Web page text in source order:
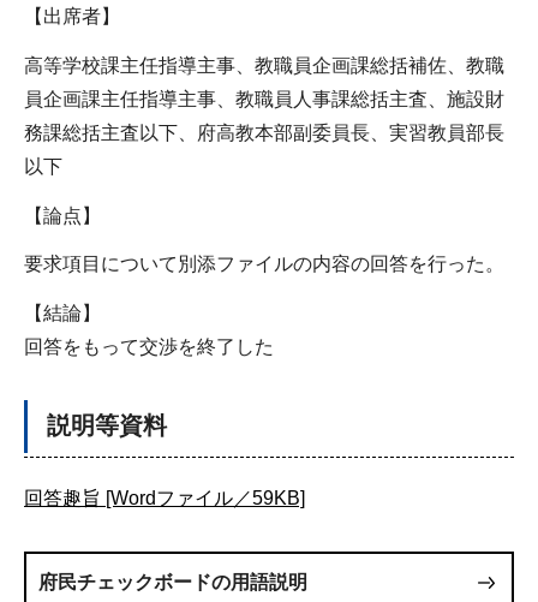
【出席者】
高等学校課主任指導主事、教職員企画課総括補佐、教職
員企画課主任指導主事、教職員人事課総括主査、施設財
務課総括主査以下、府高教本部副委員長、実習教員部長
以下
【論点】
要求項目について別添ファイルの内容の回答を行った。
【結論】
回答をもって交渉を終了した
説明等資料
回答趣旨 [Wordファイル／59KB]
府民チェックボードの用語説明